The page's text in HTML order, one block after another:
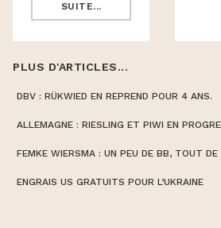
SUITE...
PLUS D'ARTICLES...
DBV : RÜKWIED EN REPREND POUR 4 ANS.
ALLEMAGNE : RIESLING ET PIWI EN
FEMKE WIERSMA : UN PEU DE BB, TOUT DE
ENGRAIS US GRATUITS POUR L’UKRAINE